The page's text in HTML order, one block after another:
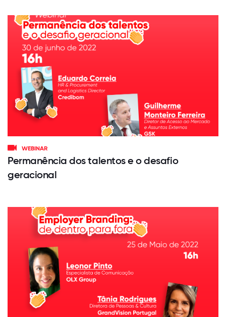
WEBINAR
Permanência dos talentos e o desafio
geracional